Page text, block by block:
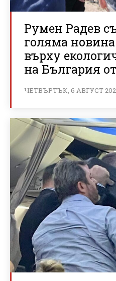
Румен Радев
голяма
върху
на България
ЧЕТВЪРТЪК, 6 АВГУСТ